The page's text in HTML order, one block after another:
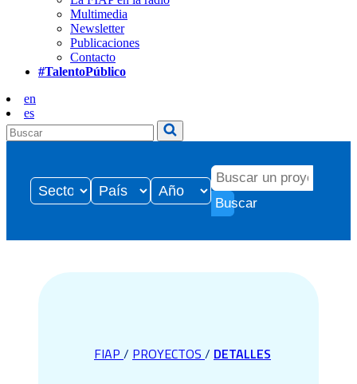
Multimedia
Newsletter
Publicaciones
Contacto
#TalentoPúblico
en
es
Buscar
FIAP / PROYECTOS / DETALLES